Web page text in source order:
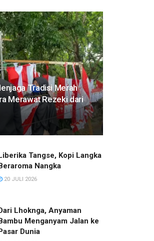
Tradisi Merah
Merawat Rezeki dari
Tangse, Kopi Langka
Nangka
20 JULI 2026
Dari Lhoknga, Anyaman
Bambu Menganyam Jalan ke
Pasar Dunia